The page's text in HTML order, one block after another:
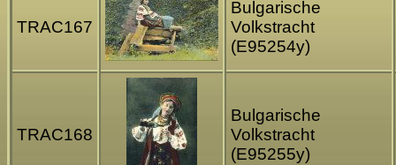
TRAC167
Bulgarische
Volkstracht
(E95254y)
TRAC168
Bulgarische
Volkstracht
(E95255y)